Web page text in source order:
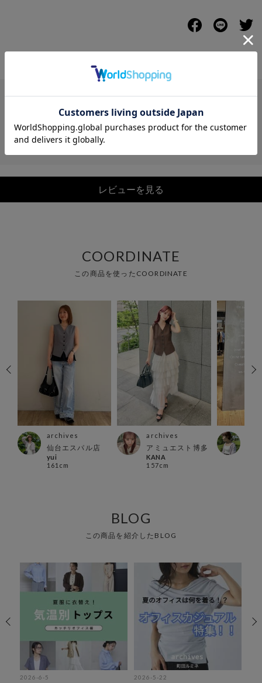
レビュー
レビューを見る
COORDINATE
この商品を使ったCOORDINATE
archives
仙台エスパル店
yui
161cm
archives
アミュエスト博多
KANA
157cm
BLOG
この商品を紹介したBLOG
2026-6-5 2026-5-22